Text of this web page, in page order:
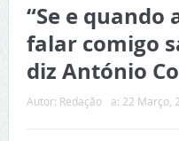
“Se e quando
falar comigo
diz António
Autor: Redação a: 22 Março,